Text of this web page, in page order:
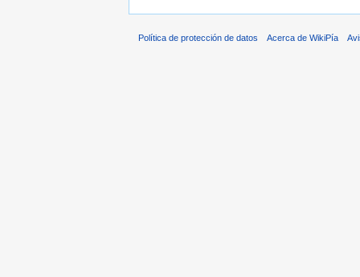
Política de protección de datos Acerca de WikiPía